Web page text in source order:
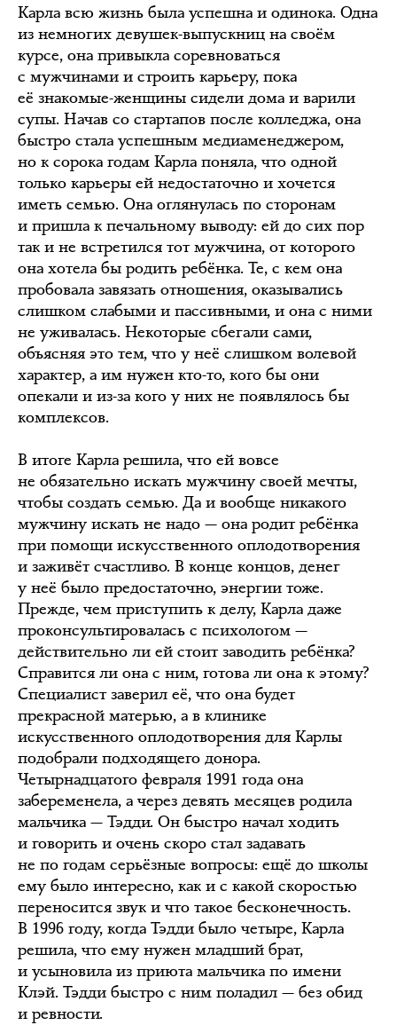
Карла всю жизнь была успешна и одинока. Одна
из немногих девушек-выпускниц на своём
курсе, она привыкла соревноваться
с мужчинами и строить карьеру, пока
её знакомые-женщины сидели дома и варили
супы. Начав со стартапов после колледжа, она
быстро стала успешным медиаменеджером,
но к сорока годам Карла поняла, что одной
только карьеры ей недостаточно и хочется
иметь семью. Она оглянулась по сторонам
и пришла к печальному выводу: ей до сих пор
так и не встретился тот мужчина, от которого
она хотела бы родить ребёнка. Те, с кем она
пробовала завязать отношения, оказывались
слишком слабыми и пассивными, и она с ними
не уживалась. Некоторые сбегали сами,
объясняя это тем, что у неё слишком волевой
характер, а им нужен кто-то, кого бы они
опекали и из-за кого у них не появлялось бы
комплексов.
В итоге Карла решила, что ей вовсе
не обязательно искать мужчину своей мечты,
чтобы создать семью. Да и вообще никакого
мужчину искать не надо — она родит ребёнка
при помощи искусственного оплодотворения
и заживёт счастливо. В конце концов, денег
у неё было предостаточно, энергии тоже.
Прежде, чем приступить к делу, Карла даже
проконсультировалась с психологом —
действительно ли ей стоит заводить ребёнка?
Справится ли она с ним, готова ли она к этому?
Специалист заверил её, что она будет
прекрасной матерью, а в клинике
искусственного оплодотворения для Карлы
подобрали подходящего донора.
Четырнадцатого февраля 1991 года она
забеременела, а через девять месяцев родила
мальчика — Тэдди. Он быстро начал ходить
и говорить и очень скоро стал задавать
не по годам серьёзные вопросы: ещё до школы
ему было интересно, как и с какой скоростью
переносится звук и что такое бесконечность.
В 1996 году, когда Тэдди было четыре, Карла
решила, что ему нужен младший брат,
и усыновила из приюта мальчика по имени
Клэй. Тэдди быстро с ним поладил — без обид
и ревности.